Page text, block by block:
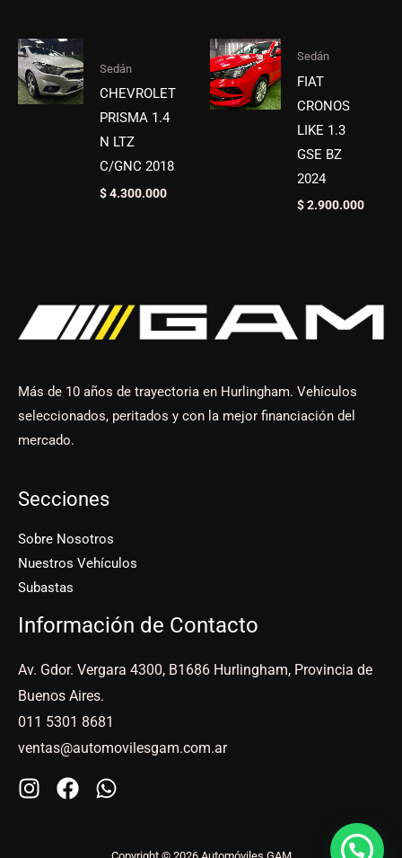
Sedán
CHEVROLET
PRISMA 1.4
N LTZ
C/GNC 2018
$4.300.000
Sedán
FIAT
CRONOS
LIKE 1.3
GSE BZ
2024
$2.900.000
Más de 10 años de trayectoria en Hurlingham. Vehículos
seleccionados, peritados y con la mejor financiación del
mercado.
Secciones
Sobre Nosotros
Nuestros Vehículos
Subastas
Información de Contacto
Av. Gdor. Vergara 4300, B1686 Hurlingham, Provincia de
Buenos Aires.
011 5301 8681
ventas@automovilesgam.com.ar